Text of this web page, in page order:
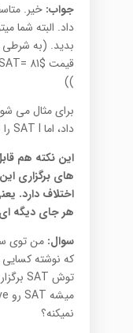
جواب: خیر.
بدید. (به شرطی
))
داد، اما SAT I را نمیشود با هیچ کدامشان داد.
این نکته هم
های برگزاری
اختلاف دارد.
هر جای دیگه ای
سوال:
که نوشته
نمیکنه؟